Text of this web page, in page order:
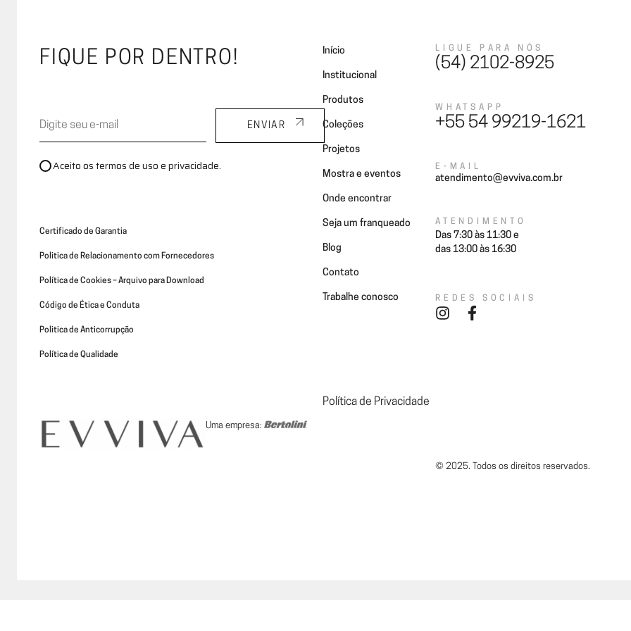
FIQUE POR DENTRO!
Aceito os termos de uso e privacidade.
ENVIAR
Certificado de Garantia
Politica de Relacionamento com Fornecedores
Política de Cookies – Arquivo para Download
Código de Ética e Conduta
Politica de Anticorrupção
Política de Qualidade
Uma empresa:
Início
Institucional
Produtos
Coleções
Projetos
Mostra e eventos
Onde encontrar
Seja um franqueado
Blog
Contato
Trabalhe conosco
Política de Privacidade
LIGUE PARA NÓS
(54) 2102-8925
WHATSAPP
+55 54 99219-1621
E-MAIL
atendimento@evviva.com.br
ATENDIMENTO
Das 7:30 às 11:30 e
das 13:00 às 16:30
REDES SOCIAIS
© 2025. Todos os direitos reservados.